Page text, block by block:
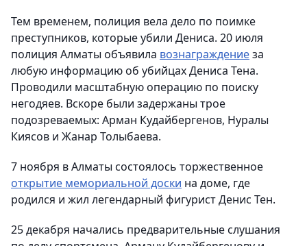
Тем временем, полиция вела дело по поимке
преступников, которые убили Дениса. 20 июля
полиция Алматы объявила вознаграждениеза
любую информацию об убийцах Дениса Тена.
Проводили масштабную операцию по поиску
негодяев. Вскоре были задержаны трое
подозреваемых: Арман Кудайбергенов, Нуралы
Киясов и Жанар Толыбаева.
7 ноября в Алматы состоялось торжественное
открытие мемориальной доски на доме, где
родился и жил легендарный фигурист Денис Тен.
25 декабря начались предварительные слушания